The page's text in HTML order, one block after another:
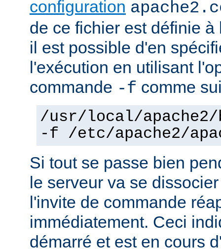
configuration
de ce fichier est définie
il est possible d'en
l'exécution en utilisant
commande -f comme
/usr/local/
-f /etc/apache2/
Si tout se passe bien
le serveur va se
l'invite de commande
immédiatement. Ceci
démarré et est en cours